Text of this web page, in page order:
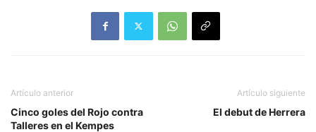
Artículo anterior
Cinco goles del Rojo contra
Talleres en el Kempes
Artículo siguiente
El debut de Herrera